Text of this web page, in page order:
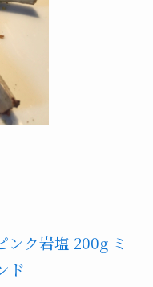
ンク岩塩 200g ミ
ド